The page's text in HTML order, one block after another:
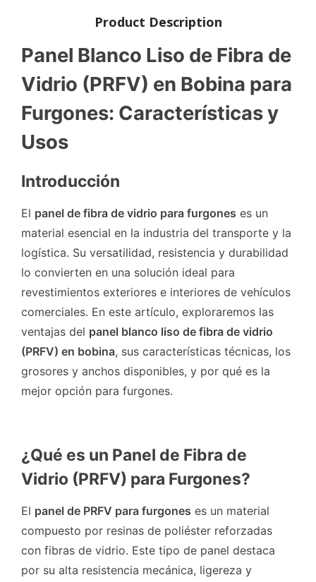
Product Description
Panel Blanco Liso de Fibra de
Vidrio (PRFV) en Bobina para
Furgones: Características y
Usos
Introducción
El panel de fibra de vidrio para furgones es un
material esencial en la industria del transporte y la
logística. Su versatilidad, resistencia y durabilidad
lo convierten en una solución ideal para
revestimientos exteriores e interiores de vehículos
comerciales. En este artículo, exploraremos las
ventajas del panel blanco liso de fibra de vidrio
(PRFV) en bobina, sus características técnicas, los
grosores y anchos disponibles, y por qué es la
mejor opción para furgones.
¿Qué es un Panel de Fibra de
Vidrio (PRFV) para Furgones?
El panel de PRFV para furgones es un material
compuesto por resinas de poliéster reforzadas
con fibras de vidrio. Este tipo de panel destaca
por su alta resistencia mecánica, ligereza y